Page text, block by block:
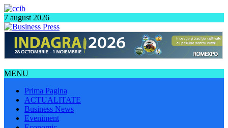
7 august 2026
MENU
Prima Pagina
ACTUALITATE
Business News
Eveniment